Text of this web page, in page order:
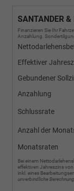
SANTANDER &
Finanzieren Sie Ihr
Anzahlung.
Effektiver
Gebundener
Anzahlung
Schlussrate
Anzahl der
Monatsraten
Bei einem
effektiven Jahreszins
inkl. eines
unverbindliche Berechnung